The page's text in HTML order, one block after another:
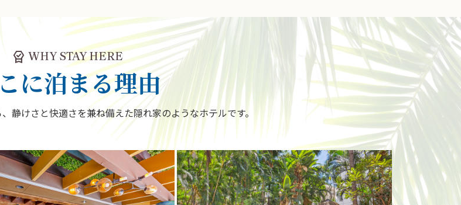
editor_choice WHY STAY HERE
に泊まる理由
静けさと快適さを兼ね備えた隠れ家のようなホテルです。